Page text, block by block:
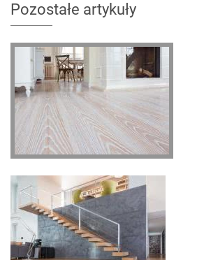
Pozostałe artykuły